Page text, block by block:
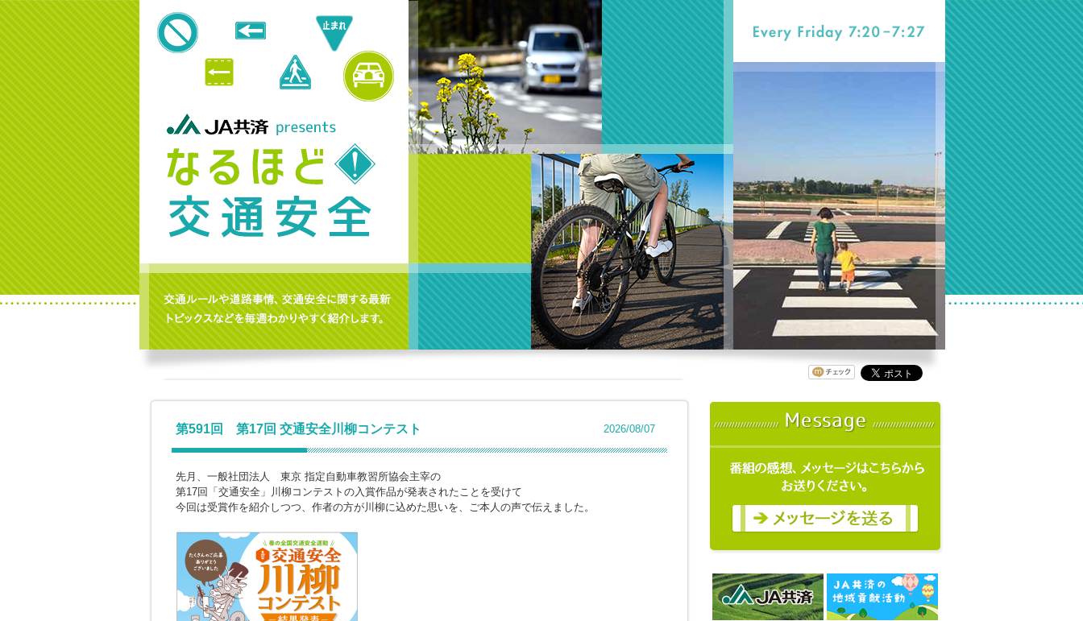
第591回 第17回 交通安全川柳コンテスト 2026/08/07
先月、一般社団法人 東京 指定自動車教習所協会主宰の
第17回「交通安全」川柳コンテストの入賞作品が発表されたことを受けて
今回は受賞作を紹介しつつ、作者の方が川柳に込めた思いを、ご本人の声で伝えました。